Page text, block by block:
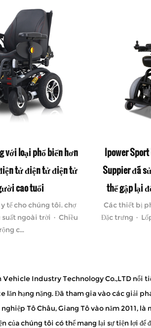
với loại phổ biến hơn
tử điện tử điện tử
cao tuổi
tế cho chúng tôi. chợ
ngoài trời · Chiều
rộng c...
Ipower
Suppier đã
thể gập lại
Các thiết bị
Đặc trưng ·
Vehicle Industry Technology Co.,LTD nổi
lăn hạng nặng. Đã tham gia vào các giải
Tô Châu, Giang Tô vào năm 2011,
của chúng tôi có thể mang lại sự tiện lợi